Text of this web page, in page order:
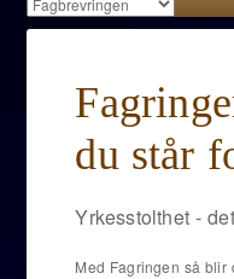
du står
Yrkesstolthet -
Med Fagringen så blir